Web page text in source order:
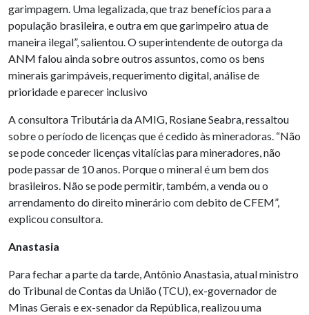
garimpagem. Uma legalizada, que traz benefícios para a
população brasileira, e outra em que garimpeiro atua de
maneira ilegal”, salientou. O superintendente de outorga da
ANM falou ainda sobre outros assuntos, como os bens
minerais garimpáveis, requerimento digital, análise de
prioridade e parecer inclusivo
A consultora Tributária da AMIG, Rosiane Seabra, ressaltou
sobre o período de licenças que é cedido às mineradoras. “Não
se pode conceder licenças vitalícias para mineradores, não
pode passar de 10 anos. Porque o mineral é um bem dos
brasileiros. Não se pode permitir, também, a venda ou o
arrendamento do direito minerário com debito de CFEM”,
explicou consultora.
Anastasia
Para fechar a parte da tarde, Antônio Anastasia, atual ministro
do Tribunal de Contas da União (TCU), ex-governador de
Minas Gerais e ex-senador da República, realizou uma